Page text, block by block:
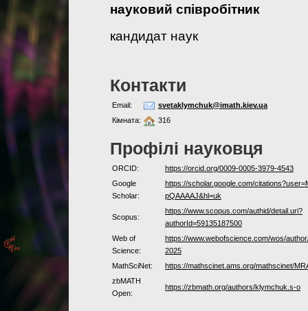
науковий співробітник
кандидат наук
Контакти
Email:
svetaklymchuk@imath.kiev.ua
Кімната:
316
Профілі науковця
ORCID:
https://orcid.org/0009-0005-3979-4543
Google
Scholar:
https://scholar.google.com/
pQAAAAJ&hl=uk
Scopus:
https://www.scopus.com/authid/detail.uri?
authorId=59135187500
Web of
Science:
https://www.webofscience.com/wos/
2025
MathSciNet:
https://mathscinet.ams.org/mathscinet/
zbMATH
Open:
https://zbmath.org/authors/klymchuk.s-o